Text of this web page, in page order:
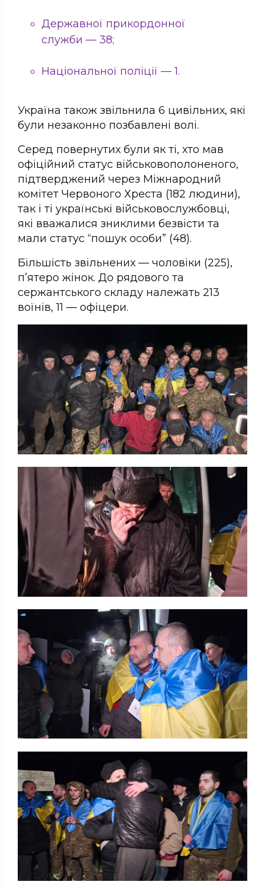
Державної прикордонної
служби — 38;
Національної поліції — 1.
Україна також звільнила 6 цивільних, які
були незаконно позбавлені волі.
Серед повернутих були як ті, хто мав
офіційний статус військовополоненого,
підтверджений через Міжнародний
комітет Червоного Хреста (182 людини),
так і ті українські військовослужбовці,
які вважалися зниклими безвісти та
мали статус “пошук особи” (48).
Більшість звільнених — чоловіки (225),
п’ятеро жінок. До рядового та
сержантського складу належать 213
воїнів, 11 — офіцери.